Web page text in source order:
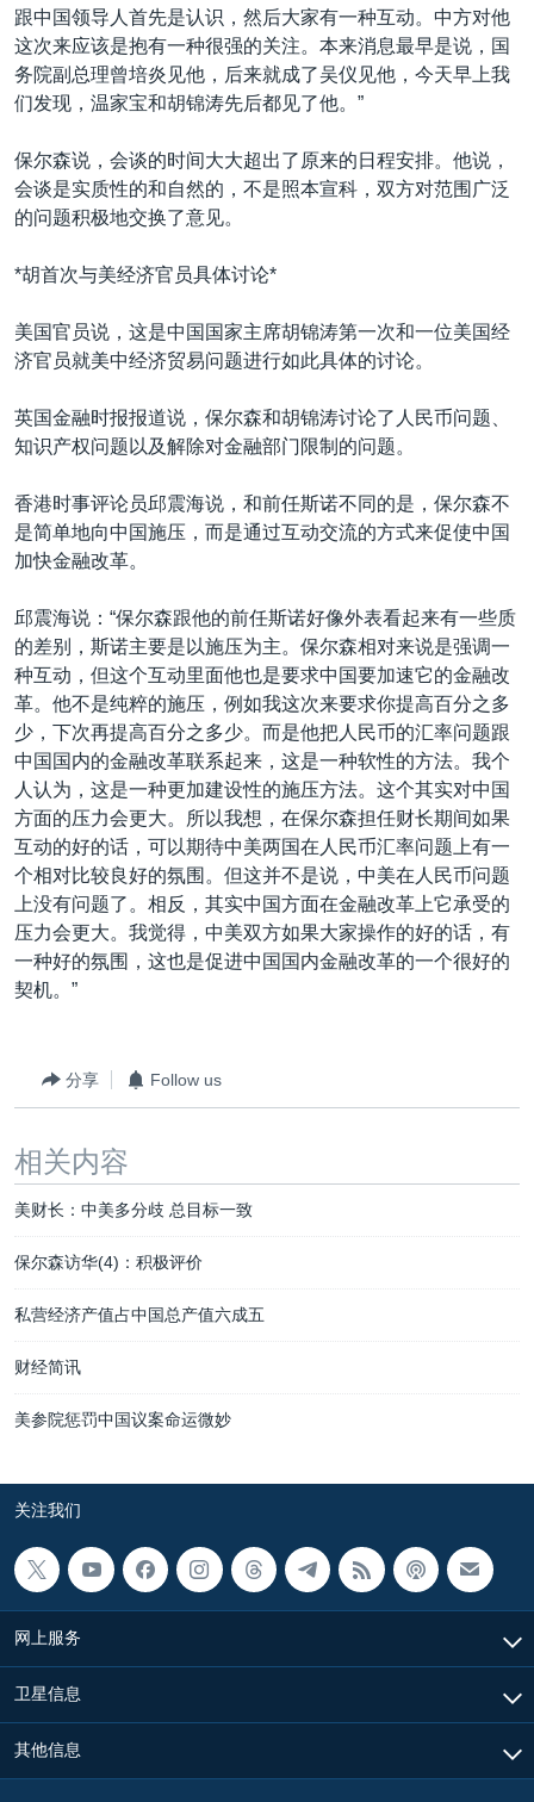
跟中国领导人首先是认识，然后大家有一种互动。中方对他
这次来应该是抱有一种很强的关注。本来消息最早是说，国
务院副总理曾培炎见他，后来就成了吴仪见他，今天早上我
们发现，温家宝和胡锦涛先后都见了他。”
保尔森说，会谈的时间大大超出了原来的日程安排。他说，
会谈是实质性的和自然的，不是照本宣科，双方对范围广泛
的问题积极地交换了意见。
*胡首次与美经济官员具体讨论*
美国官员说，这是中国国家主席胡锦涛第一次和一位美国经
济官员就美中经济贸易问题进行如此具体的讨论。
英国金融时报报道说，保尔森和胡锦涛讨论了人民币问题、
知识产权问题以及解除对金融部门限制的问题。
香港时事评论员邱震海说，和前任斯诺不同的是，保尔森不
是简单地向中国施压，而是通过互动交流的方式来促使中国
加快金融改革。
邱震海说：“保尔森跟他的前任斯诺好像外表看起来有一些质
的差别，斯诺主要是以施压为主。保尔森相对来说是强调一
种互动，但这个互动里面他也是要求中国要加速它的金融改
革。他不是纯粹的施压，例如我这次来要求你提高百分之多
少，下次再提高百分之多少。而是他把人民币的汇率问题跟
中国国内的金融改革联系起来，这是一种软性的方法。我个
人认为，这是一种更加建设性的施压方法。这个其实对中国
方面的压力会更大。所以我想，在保尔森担任财长期间如果
互动的好的话，可以期待中美两国在人民币汇率问题上有一
个相对比较良好的氛围。但这并不是说，中美在人民币问题
上没有问题了。相反，其实中国方面在金融改革上它承受的
压力会更大。我觉得，中美双方如果大家操作的好的话，有
一种好的氛围，这也是促进中国国内金融改革的一个很好的
契机。”
分享 Follow us
相关内容
美财长：中美多分歧 总目标一致
保尔森访华(4)：积极评价
私营经济产值占中国总产值六成五
财经简讯
美参院惩罚中国议案命运微妙
关注我们
网上服务
卫星信息
其他信息